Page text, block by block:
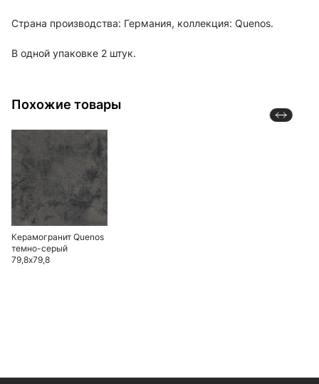
Страна производства: Германия, коллекция: Quenos.
В одной упаковке 2 штук.
Похожие товары
Керамогранит Quenos
темно-серый
79,8x79,8